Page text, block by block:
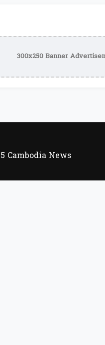
300x250 Banner
Cambodia News